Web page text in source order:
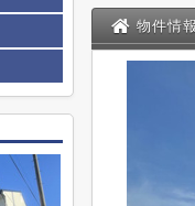
物件情報